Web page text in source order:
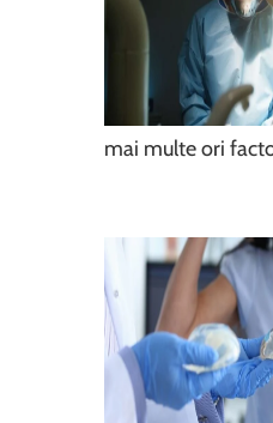
mai multe ori